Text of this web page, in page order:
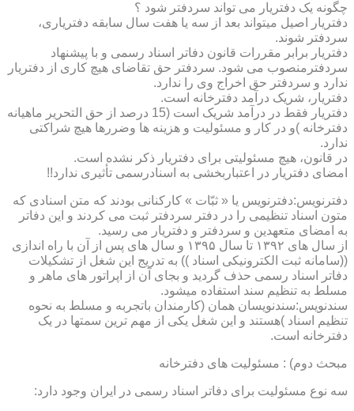
چگونه یک دفتریار می تواند سردفتر شود ؟
دفتریار اصیل میتواند بعد از سه یا هفت سال سابقه دفتریاری،
سردفتر شوند.
دفتریار برابر مقررات قانون دفاتر اسناد رسمی و با پیشنهاد
سردفترمنصوب می شود. سردفتر حق تقاضای هیچ کاری از دفتریار
ندارد و سردفتر حق اخراج وی را ندارد.
دفتریار، شریک درآمد دفترخانه است.
دفتریار فقط در درآمد شریک است (15 درصد از حق التحریر ماهیانه
دفترخانه )و در کار و مسئولیت و هزینه ها وضررها هیچ شراکتی
ندارد.
در قانون، هیچ مسئولیتی برای دفتریار ذکر نشده است.
امضای دفتریار در اعتباربخشی به اسنادرسمی تأثیری ندارد!!
دفترنویس:دفترنویس یا « ثبّات » کارکنانی بودند که متن اسنادی که
متون اسناد تنظیمی را در دفتر سردفتر ثبت می کردند و این دفاتر
به امضای متعهدین و سردفتر و دفتریار می رسید.
از سال های ۱۳۹۲ تا سال ۱۳۹۵ و سال های پس از آن با راه اندازی
((سامانه ثبت الکترونیکی اسناد )) به تدریج این شغل از تشکیلات
دفاتر اسناد رسمی حذف گردید و بجای آن از اپراتور های ماهر و
مسلط به تنظیم سند استفاده میشود.
سندنویس:سندنویسان همان (کارمندان باتجربه و مسلط به نحوه
تنظیم اسناد )هستند و این شغل یکی از مهم ترین سمتها در یک
دفترخانه است.
مبحث دوم) : مسئولیت های دفترخانه
سه نوع مسئولیت برای دفاتر اسناد رسمی در ایران وجود دارد: